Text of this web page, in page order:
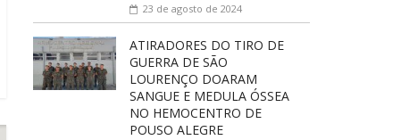
23 de agosto de 2024
ATIRADORES DO TIRO DE
GUERRA DE SÃO
LOURENÇO DOARAM
SANGUE E MEDULA ÓSSEA
NO HEMOCENTRO DE
POUSO ALEGRE